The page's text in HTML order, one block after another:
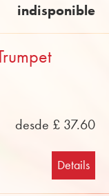
indisponible
desde £ 37.60
Details